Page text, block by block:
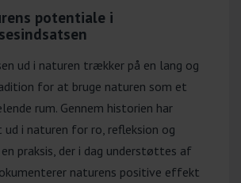
består af både
og tilbud på
Målet er, at
gennem en koordineret
i stand til at påbegynde
uddannelse, opnå
via job eller få
potentiale i
ud i naturen trækker på en lang og
for at bruge naturen som et
rum. Gennem historien har
ud i naturen for ro, refleksion og
praksis, der i dag understøttes af
naturens positive effekt